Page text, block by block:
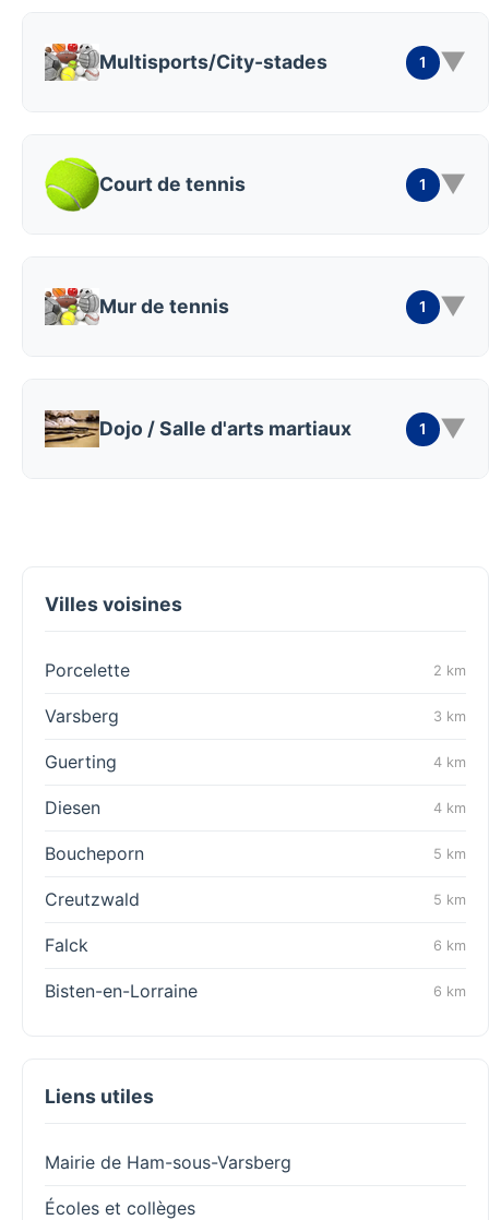
Multisports/City-stades 1 ▼
Court de tennis 1 ▼
Mur de tennis 1 ▼
Dojo / Salle d'arts martiaux 1 ▼
Villes voisines
Porcelette 2 km
Varsberg 3 km
Guerting 4 km
Diesen 4 km
Boucheporn 5 km
Creutzwald 5 km
Falck 6 km
Bisten-en-Lorraine 6 km
Liens utiles
Mairie de Ham-sous-Varsberg
Écoles et collèges